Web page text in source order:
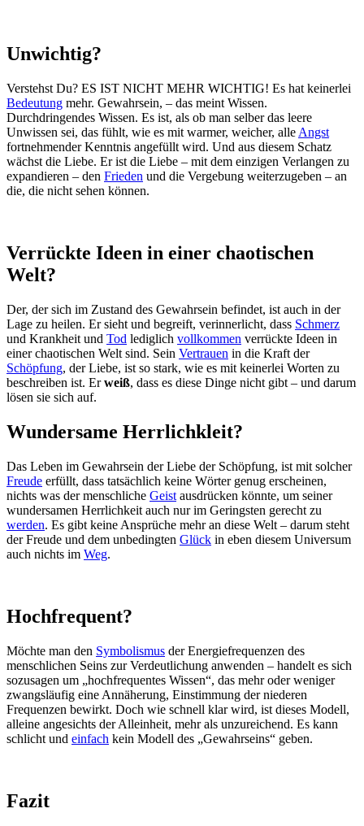
Unwichtig?
Verstehst Du? ES IST NICHT MEHR WICHTIG! Es hat keinerlei
Bedeutung mehr. Gewahrsein, – das meint Wissen.
Durchdringendes Wissen. Es ist, als ob man selber das leere
Unwissen sei, das fühlt, wie es mit warmer, weicher, alle Angst
fortnehmender Kenntnis angefüllt wird. Und aus diesem Schatz
wächst die Liebe. Er ist die Liebe – mit dem einzigen Verlangen zu
expandieren – den Frieden und die Vergebung weiterzugeben – an
die, die nicht sehen können.
Verrückte Ideen in einer chaotischen
Welt?
Der, der sich im Zustand des Gewahrsein befindet, ist auch in der
Lage zu heilen. Er sieht und begreift, verinnerlicht, dass Schmerz
und Krankheit und Tod lediglich vollkommen verrückte Ideen in
einer chaotischen Welt sind. Sein Vertrauen in die Kraft der
Schöpfung, der Liebe, ist so stark, wie es mit keinerlei Worten zu
beschreiben ist. Erweiß, dass es diese Dinge nicht gibt – und darum
lösen sie sich auf.
Wundersame Herrlichkleit?
Das Leben im Gewahrsein der Liebe der Schöpfung, ist mit solcher
Freude erfüllt, dass tatsächlich keine Wörter genug erscheinen,
nichts was der menschliche Geist ausdrücken könnte, um seiner
wundersamen Herrlichkeit auch nur im Geringsten gerecht zu
werden. Es gibt keine Ansprüche mehr an diese Welt – darum steht
der Freude und dem unbedingten Glück in eben diesem Universum
auch nichts im Weg.
Hochfrequent?
Möchte man den Symbolismus der Energiefrequenzen des
menschlichen Seins zur Verdeutlichung anwenden – handelt es sich
sozusagen um „hochfrequentes Wissen“, das mehr oder weniger
zwangsläufig eine Annäherung, Einstimmung der niederen
Frequenzen bewirkt. Doch wie schnell klar wird, ist dieses Modell,
alleine angesichts der Alleinheit, mehr als unzureichend. Es kann
schlicht und einfach kein Modell des „Gewahrseins“ geben.
Fazit